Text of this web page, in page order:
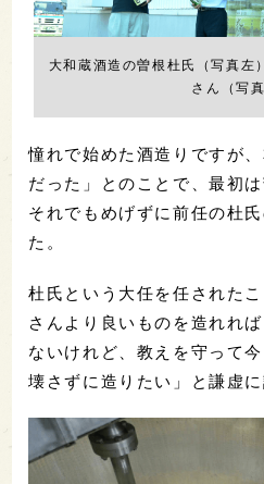
大和蔵酒造の曽根杜氏（写真左
さん（写真
憧れで始めた酒造りですが
だった」とのことで、最初
それでもめげずに前任の杜
た。
杜氏という大任を任された
さんより良いものを造れれ
ないけれど、教えを守って
壊さずに造りたい」と謙虚に